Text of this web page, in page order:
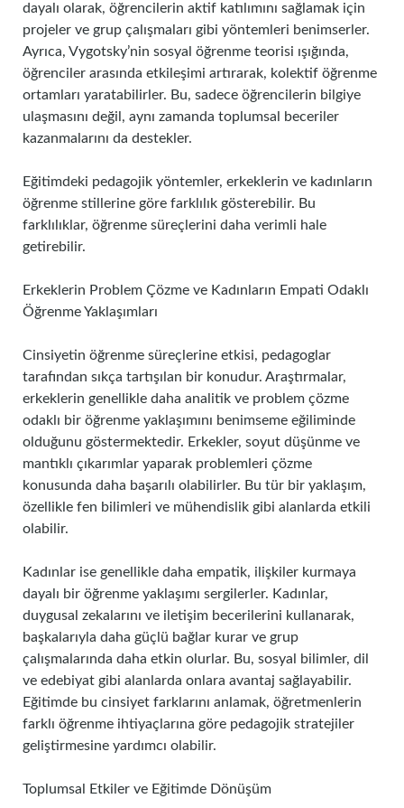
dayalı olarak, öğrencilerin aktif katılımını sağlamak için
projeler ve grup çalışmaları gibi yöntemleri benimserler.
Ayrıca, Vygotsky’nin sosyal öğrenme teorisi ışığında,
öğrenciler arasında etkileşimi artırarak, kolektif öğrenme
ortamları yaratabilirler. Bu, sadece öğrencilerin bilgiye
ulaşmasını değil, aynı zamanda toplumsal beceriler
kazanmalarını da destekler.
Eğitimdeki pedagojik yöntemler, erkeklerin ve kadınların
öğrenme stillerine göre farklılık gösterebilir. Bu
farklılıklar, öğrenme süreçlerini daha verimli hale
getirebilir.
Erkeklerin Problem Çözme ve Kadınların Empati Odaklı
Öğrenme Yaklaşımları
Cinsiyetin öğrenme süreçlerine etkisi, pedagoglar
tarafından sıkça tartışılan bir konudur. Araştırmalar,
erkeklerin genellikle daha analitik ve problem çözme
odaklı bir öğrenme yaklaşımını benimseme eğiliminde
olduğunu göstermektedir. Erkekler, soyut düşünme ve
mantıklı çıkarımlar yaparak problemleri çözme
konusunda daha başarılı olabilirler. Bu tür bir yaklaşım,
özellikle fen bilimleri ve mühendislik gibi alanlarda etkili
olabilir.
Kadınlar ise genellikle daha empatik, ilişkiler kurmaya
dayalı bir öğrenme yaklaşımı sergilerler. Kadınlar,
duygusal zekalarını ve iletişim becerilerini kullanarak,
başkalarıyla daha güçlü bağlar kurar ve grup
çalışmalarında daha etkin olurlar. Bu, sosyal bilimler, dil
ve edebiyat gibi alanlarda onlara avantaj sağlayabilir.
Eğitimde bu cinsiyet farklarını anlamak, öğretmenlerin
farklı öğrenme ihtiyaçlarına göre pedagojik stratejiler
geliştirmesine yardımcı olabilir.
Toplumsal Etkiler ve Eğitimde Dönüşüm